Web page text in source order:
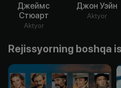
Джеймс
Стюарт
Aktyor
Джон Уэйн
Aktyor
Rejissyorning boshqa